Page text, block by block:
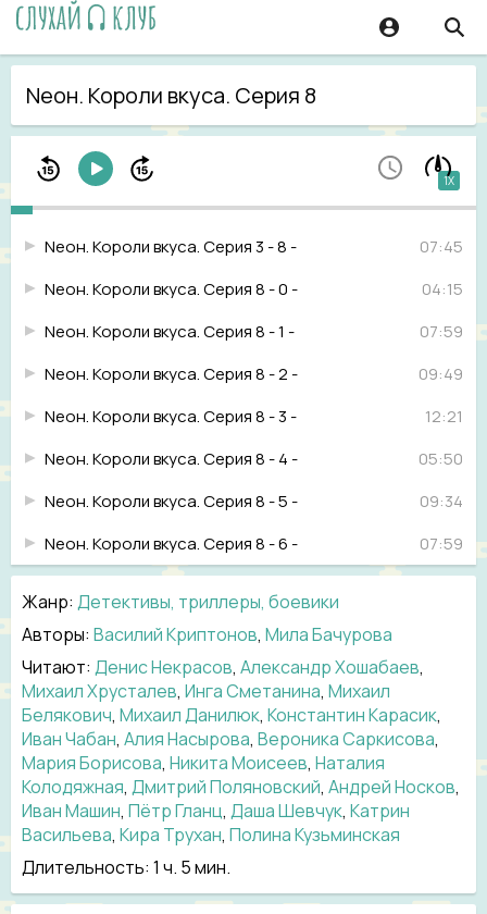
Neон. Короли вкуса. Серия 8
1X
07:45
Neон. Короли вкуса. Серия 3 - 8 -
04:15
Neон. Короли вкуса. Серия 8 - 0 -
07:59
Neон. Короли вкуса. Серия 8 - 1 -
09:49
Neон. Короли вкуса. Серия 8 - 2 -
12:21
Neон. Короли вкуса. Серия 8 - 3 -
05:50
Neон. Короли вкуса. Серия 8 - 4 -
09:34
Neон. Короли вкуса. Серия 8 - 5 -
07:59
Neон. Короли вкуса. Серия 8 - 6 -
Жанр: Детективы, триллеры, боевики
Авторы: Василий Криптонов, Мила Бачурова
Читают: Денис Некрасов, Александр Хошабаев,
Михаил Хрусталев, Инга Сметанина, Михаил
Белякович, Михаил Данилюк, Константин Карасик,
Иван Чабан, Алия Насырова, Вероника Саркисова,
Мария Борисова, Никита Моисеев, Наталия
Колодяжная, Дмитрий Поляновский, Андрей Носков,
Иван Машин, Пётр Гланц, Даша Шевчук, Катрин
Васильева, Кира Трухан, Полина Кузьминская
Длительность: 1 ч. 5 мин.